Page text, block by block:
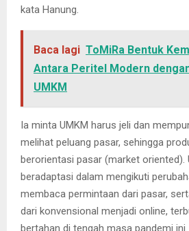
kata Hanung.
Baca lagi ToMiRa Bentuk
Antara Peritel Modern
UMKM
Ia minta UMKM harus jeli dan
melihat peluang pasar, sehingga
berorientasi pasar (market oriented).
beradaptasi dalam mengikuti
membaca permintaan dari pasar,
dari konvensional menjadi online,
bertahan di tengah masa pandemi ini.